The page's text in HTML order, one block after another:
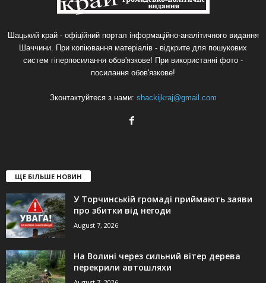
Шацький край - офіційний портал інформаційно-аналітичного видання
Шаччини. При копіювання матеріалів - відкрите для пошукових
систем гіперпосилання обов'язкове! При використанні фото -
посилання обов'язкове!
Зконтактуйтеся з нами: shackijkraj@gmail.com
ЩЕ БІЛЬШЕ НОВИН
У Торчинській громаді приймають заяви
про збитки від негоди
August 7, 2026
На Волині через сильний вітер дерева
перекрили автошляхи